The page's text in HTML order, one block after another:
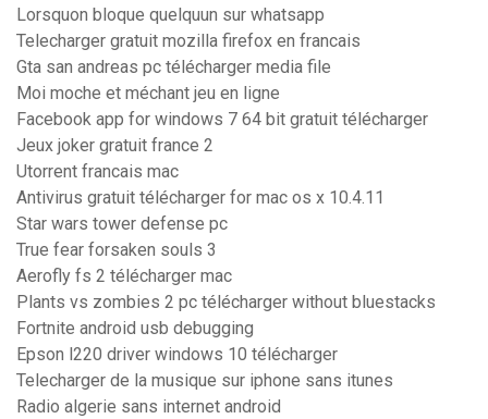
Lorsquon bloque quelquun sur whatsapp
Telecharger gratuit mozilla firefox en francais
Gta san andreas pc télécharger media file
Moi moche et méchant jeu en ligne
Facebook app for windows 7 64 bit gratuit télécharger
Jeux joker gratuit france 2
Utorrent francais mac
Antivirus gratuit télécharger for mac os x 10.4.11
Star wars tower defense pc
True fear forsaken souls 3
Aerofly fs 2 télécharger mac
Plants vs zombies 2 pc télécharger without bluestacks
Fortnite android usb debugging
Epson l220 driver windows 10 télécharger
Telecharger de la musique sur iphone sans itunes
Radio algerie sans internet android